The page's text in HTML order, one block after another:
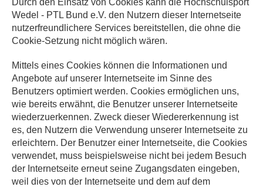
Durch den Einsatz von Cookies kann die Hochschulsport
Wedel - PTL Bund e.V. den Nutzern dieser Internetseite
nutzerfreundlichere Services bereitstellen, die ohne die
Cookie-Setzung nicht möglich wären.
Mittels eines Cookies können die Informationen und
Angebote auf unserer Internetseite im Sinne des
Benutzers optimiert werden. Cookies ermöglichen uns,
wie bereits erwähnt, die Benutzer unserer Internetseite
wiederzuerkennen. Zweck dieser Wiedererkennung ist
es, den Nutzern die Verwendung unserer Internetseite zu
erleichtern. Der Benutzer einer Internetseite, die Cookies
verwendet, muss beispielsweise nicht bei jedem Besuch
der Internetseite erneut seine Zugangsdaten eingeben,
weil dies von der Internetseite und dem auf dem